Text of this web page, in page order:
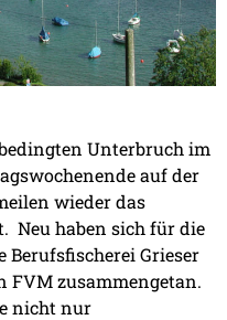
Unterbruch im
auf der
wieder das
Neu haben sich für die
Grieser
FVM zusammengetan.
nicht nur